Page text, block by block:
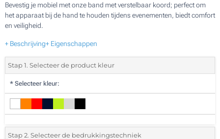
Bevestig je mobiel met onze band met verstelbaar koord; perfect om
het apparaat bij de hand te houden tijdens evenementen, biedt comfort
en veiligheid.
+ Beschrijving+ Eigenschappen
Stap 1. Selecteer de product kleur
* Selecteer kleur:
Stap 2. Selecteer de bedrukkingstechniek